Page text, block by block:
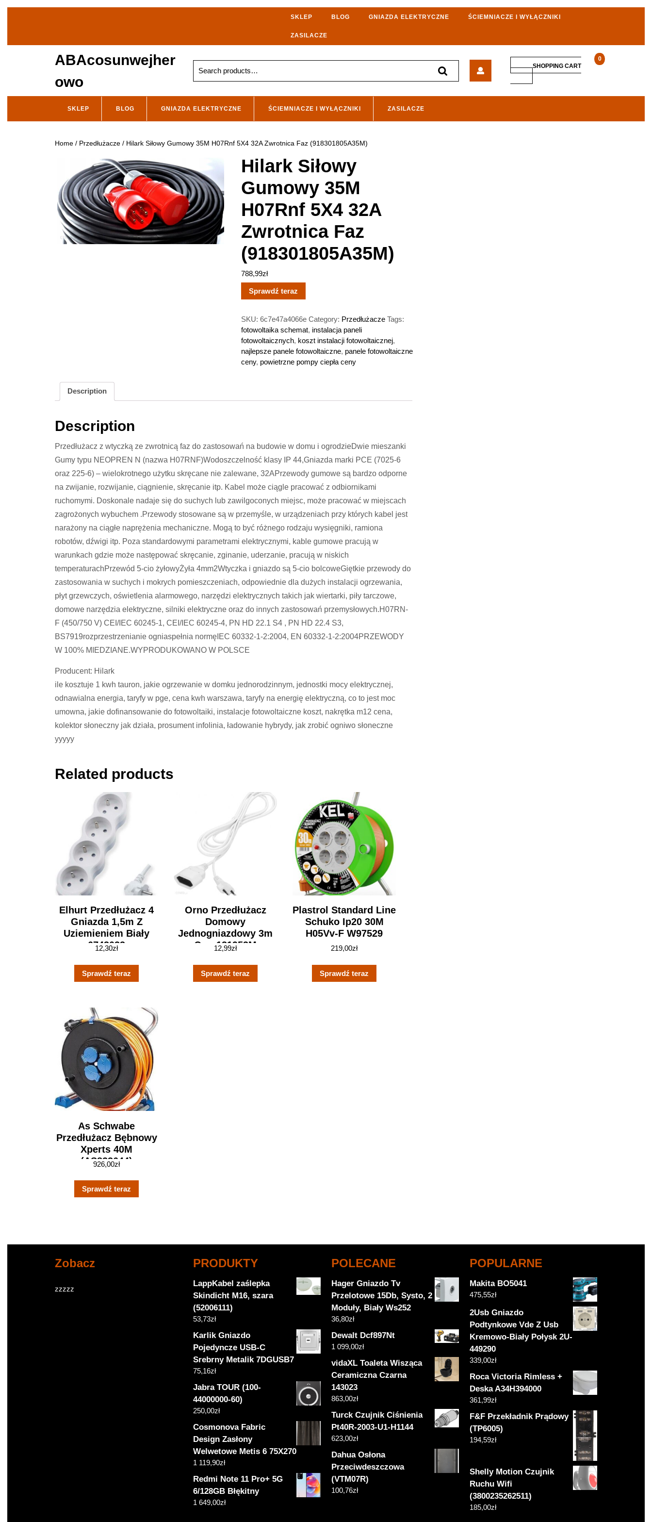
SKLEP BLOG GNIAZDA ELEKTRYCZNE ŚCIEMNIACZE I WYŁĄCZNIKI
ZASILACZE
ABAcosunwejher
owo
for:
Siłowy
Gumowy
35M
0
SHOPPING CART
SHOPPING
CART
SKLEP BLOG GNIAZDA ELEKTRYCZNE ŚCIEMNIACZE I WYŁĄCZNIKI ZASILACZE
Home / Przedłużacze / Hilark Siłowy Gumowy 35M H07Rnf 5X4 32A Zwrotnica Faz (918301805A35M)
Hilark Siłowy
Gumowy 35M
H07Rnf 5X4 32A
Zwrotnica Faz
(918301805A35M)
788,99zł
Sprawdź teraz
SKU: 6c7e47a4066e Category: Przedłużacze Tags:
fotowoltaika schemat, instalacja paneli
fotowoltaicznych, koszt instalacji fotowoltaicznej,
najlepsze panele fotowoltaiczne, panele fotowoltaiczne
ceny, powietrzne pompy ciepła ceny
Description
Description
Przedłużacz z wtyczką ze zwrotnicą faz do zastosowań na budowie w domu i ogrodzieDwie mieszanki
Gumy typu NEOPREN N (nazwa H07RNF)Wodoszczelność klasy IP 44,Gniazda marki PCE (7025-6
oraz 225-6) – wielokrotnego użytku skręcane nie zalewane, 32APrzewody gumowe są bardzo odporne
na zwijanie, rozwijanie, ciągnienie, skręcanie itp. Kabel może ciągle pracować z odbiornikami
ruchomymi. Doskonale nadaje się do suchych lub zawilgoconych miejsc, może pracować w miejscach
zagrożonych wybuchem .Przewody stosowane są w przemyśle, w urządzeniach przy których kabel jest
narażony na ciągłe naprężenia mechaniczne. Mogą to być różnego rodzaju wysięgniki, ramiona
robotów, dźwigi itp. Poza standardowymi parametrami elektrycznymi, kable gumowe pracują w
warunkach gdzie może następować skręcanie, zginanie, uderzanie, pracują w niskich
temperaturachPrzewód 5-cio żyłowyŻyła 4mm2Wtyczka i gniazdo są 5-cio bolcoweGiętkie przewody do
zastosowania w suchych i mokrych pomieszczeniach, odpowiednie dla dużych instalacji ogrzewania,
płyt grzewczych, oświetlenia alarmowego, narzędzi elektrycznych takich jak wiertarki, piły tarczowe,
domowe narzędzia elektryczne, silniki elektryczne oraz do innych zastosowań przemysłowych.H07RN-
F (450/750 V) CEI/IEC 60245-1, CEI/IEC 60245-4, PN HD 22.1 S4 , PN HD 22.4 S3,
BS7919rozprzestrzenianie ogniaspełnia normęIEC 60332-1-2:2004, EN 60332-1-2:2004PRZEWODY
W 100% MIEDZIANE.WYPRODUKOWANO W POLSCE
Producent: Hilark
ile kosztuje 1 kwh tauron, jakie ogrzewanie w domku jednorodzinnym, jednostki mocy elektrycznej,
odnawialna energia, taryfy w pge, cena kwh warszawa, taryfy na energię elektryczną, co to jest moc
umowna, jakie dofinansowanie do fotowoltaiki, instalacje fotowoltaiczne koszt, nakrętka m12 cena,
kolektor słoneczny jak działa, prosument infolinia, ładowanie hybrydy, jak zrobić ogniwo słoneczne
yyyyy
Related products
Elhurt Przedłużacz 4
Gniazda 1,5m Z
Uziemieniem Biały
6743033
12,30zł
Sprawdź teraz
Orno Przedłużacz
Domowy
Jednogniazdowy 3m
Orae131953M
12,99zł
Sprawdź teraz
Plastrol Standard Line
Schuko Ip20 30M
H05Vv-F W97529
219,00zł
Sprawdź teraz
As Schwabe
Przedłużacz Bębnowy
Xperts 40M
(AS823644)
926,00zł
Sprawdź teraz
Zobacz
zzzzz
PRODUKTY
LappKabel zaślepka
Skindicht M16, szara
(52006111)
53,73zł
Karlik Gniazdo
Pojedyncze USB-C
Srebrny Metalik 7DGUSB7
75,16zł
Jabra TOUR (100-
44000000-60)
250,00zł
Cosmonova Fabric
Design Zasłony
Welwetowe Metis 6 75X270
1 119,90zł
Redmi Note 11 Pro+ 5G
6/128GB Błękitny
1 649,00zł
POLECANE
Hager Gniazdo Tv
Przelotowe 15Db, Systo, 2
Moduły, Biały Ws252
36,80zł
Dewalt Dcf897Nt
1 099,00zł
vidaXL Toaleta Wisząca
Ceramiczna Czarna
143023
863,00zł
Turck Czujnik Ciśnienia
Pt40R-2003-U1-H1144
623,00zł
Dahua Osłona
Przeciwdeszczowa
(VTM07R)
100,76zł
POPULARNE
Makita BO5041
475,55zł
2Usb Gniazdo
Podtynkowe Vde Z Usb
Kremowo-Biały Połysk 2U-
449290
339,00zł
Roca Victoria Rimless +
Deska A34H394000
361,99zł
F&F Przekładnik Prądowy
(TP6005)
194,59zł
Shelly Motion Czujnik
Ruchu Wifi
(3800235262511)
185,00zł